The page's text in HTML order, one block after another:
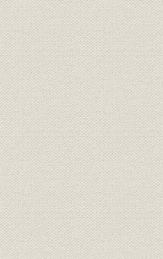
II 分野別技術の変遷
第1章 電力技術
第1節 概要
第2節 発電システム
1 水力発電システム
2 火力発電システム
第3節 変電システム
1 電力系統と変電所